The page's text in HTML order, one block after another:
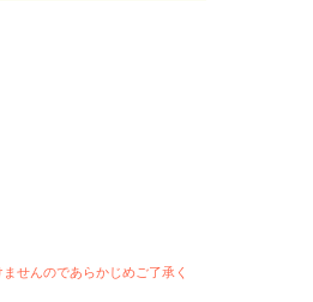
せんのであらかじめご了承く